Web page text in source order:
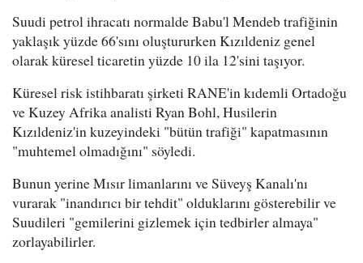
Suudi petrol ihracatı normalde Babu'l Mendeb trafiğinin
yaklaşık yüzde 66'sını oluştururken Kızıldeniz genel
olarak küresel ticaretin yüzde 10 ila 12'sini taşıyor.
Küresel risk istihbaratı şirketi RANE'in kıdemli Ortadoğu
ve Kuzey Afrika analisti Ryan Bohl, Husilerin
Kızıldeniz'in kuzeyindeki "bütün trafiği" kapatmasının
"muhtemel olmadığını" söyledi.
Bunun yerine Mısır limanlarını ve Süveyş Kanalı'nı
vurarak "inandırıcı bir tehdit" olduklarını gösterebilir ve
Suudileri "gemilerini gizlemek için tedbirler almaya"
zorlayabilirler.